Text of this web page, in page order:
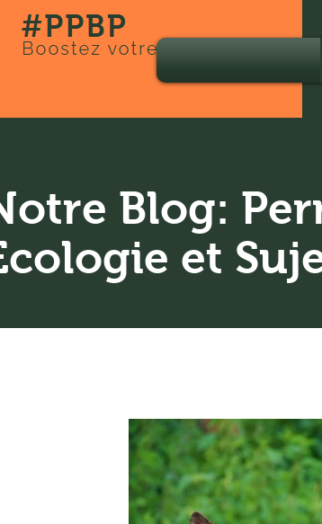
Blog:
et
Events Fleurs Forêt
Les bons plans de Papounet